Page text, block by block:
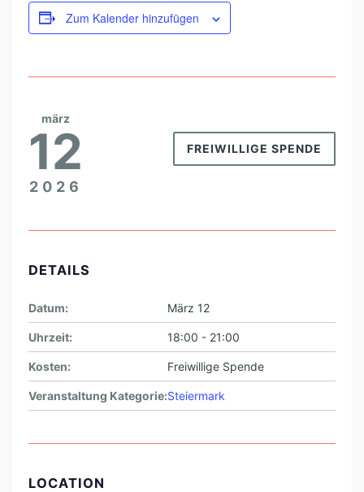
S
S
L
N
Ü
B
E
R
M
U
T
,
Ä
Zum Kalender hinzufügen
märz
12
2026
FREIWILLIGE SPENDE
DETAILS
Datum: März 12
Uhrzeit: 18:00 - 21:00
Kosten: Freiwillige Spende
Veranstaltung Kategorie:Steiermark
LOCATION